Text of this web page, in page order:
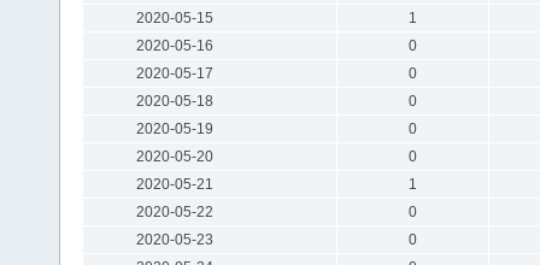
2020-05-15
1
2020-05-16
0
2020-05-17
0
2020-05-18
0
2020-05-19
0
2020-05-20
0
2020-05-21
1
2020-05-22
0
2020-05-23
0